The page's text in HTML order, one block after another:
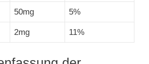
50mg 5%
2mg 11%